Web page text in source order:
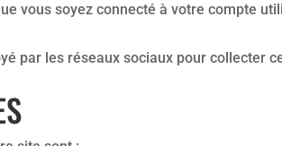
vous soyez connecté à votre compte
par les réseaux sociaux pour collecter